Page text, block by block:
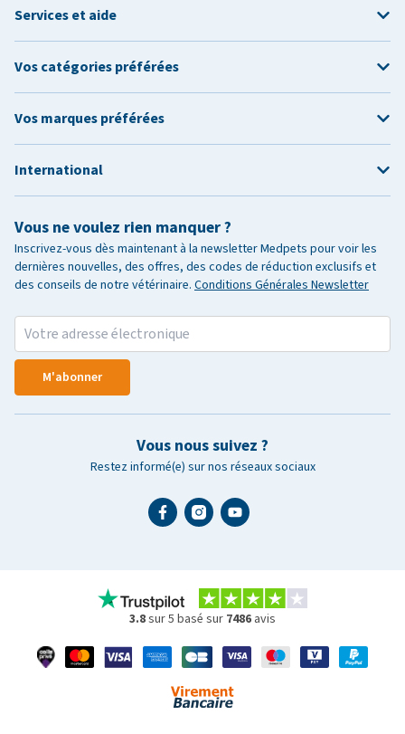
Vous ne voulez rien manquer ?
Inscrivez-vous dès maintenant à la newsletter Medpets pour voir les
dernières nouvelles, des offres, des codes de réduction exclusifs et
des conseils de notre vétérinaire. Conditions Générales Newsletter
M'abonner
Vous nous suivez ?
Restez informé(e) sur nos réseaux sociaux
Services et aide
Vos catégories préférées
Vos marques préférées
International
3.8sur 5 basé sur 7486 avis